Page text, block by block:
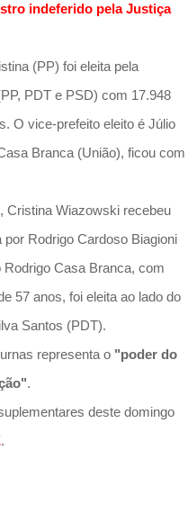
indeferido pela Justiça
(PP) foi eleita pela
PDT e PSD) com 17.948
O vice-prefeito eleito é Júlio
Branca (União), ficou com
Cristina Wiazowski recebeu
Rodrigo Cardoso Biagioni
Casa Branca, com
57 anos, foi eleita ao lado do
Santos (PDT).
representa o "poder do
.
deste domingo
.